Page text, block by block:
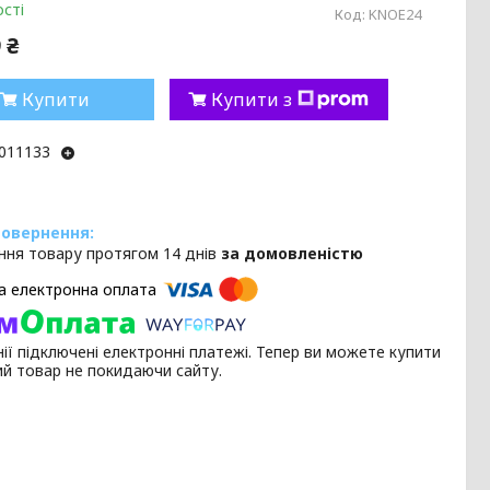
Код: KNOE24
₴
Купити Купити з
товару протягом 14 днів за домовленістю
підключені електронні платежі. Тепер ви можете купити
товар не покидаючи сайту.